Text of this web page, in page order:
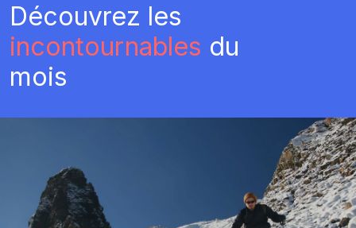
Découvrez les
incontournables du
mois